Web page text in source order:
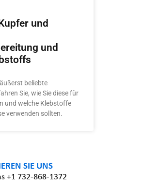
und
und
beliebte
Sie, wie Sie diese für
und welche Klebstoffe
verwenden sollten.
SIE UNS
+1 732-868-1372